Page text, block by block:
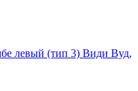
левый (тип 3) Види Вуд,